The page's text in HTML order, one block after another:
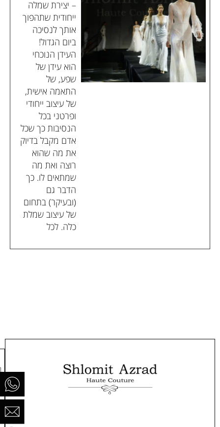
– יצירת שמלה
ייחודית שתהפוך
אותך לנסיכה
ביום הגדול!
העידן הנוכחי
הוא עידן של
שפע, של
התאמה אישית,
של עיצוב ייחודי
ופרטני בכל
הנסיבות כך שכל
אדם מקבל בדיוק
את מה שהוא
רוצה ואת מה
שמתאים לו. כך
הדבר גם
(ובעיקר) בתחום
של עיצוב שמלת
כלה. לכל